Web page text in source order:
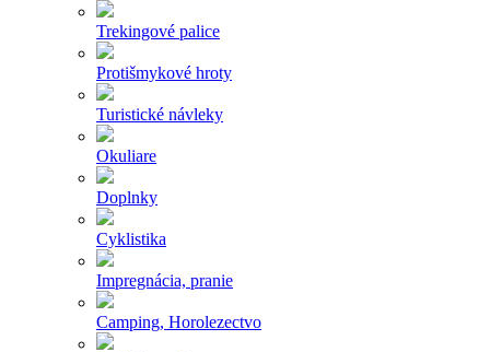
Trekingové palice
Protišmykové hroty
Turistické návleky
Okuliare
Doplnky
Cyklistika
Impregnácia, pranie
Camping, Horolezectvo